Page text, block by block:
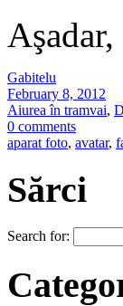
Gabitelu
February 8, 2012
Aiurea în tramvai,
0 comments
aparat foto, avatar,
Sărci
Search for: